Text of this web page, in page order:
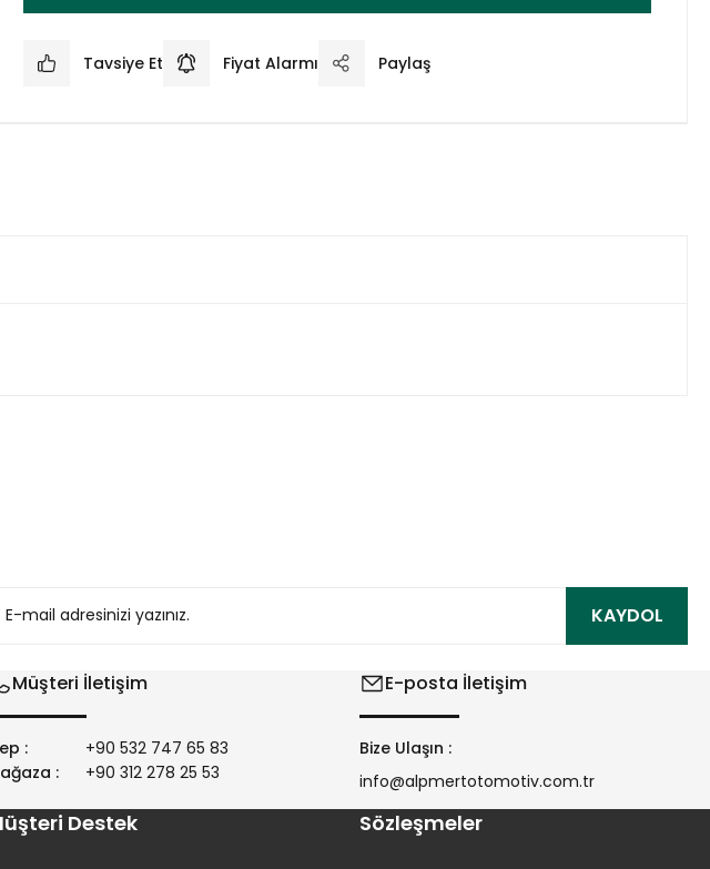
Tavsiye Et Fiyat Alarmı Paylaş
KAYDOL
Müşteri İletişim
:
+90 532 747 65 83
:
+90 312 278 25 53
E-posta İletişim
Bize Ulaşın :
info@alpmertotomotiv.com.tr
Destek Sözleşmeler